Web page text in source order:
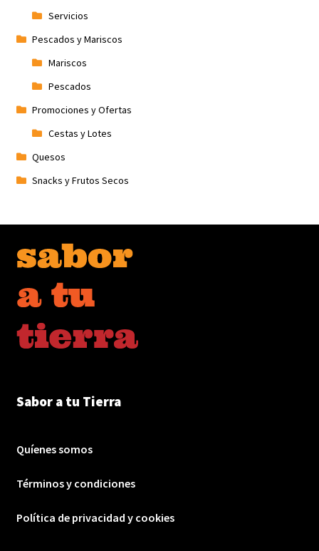
Servicios
Pescados y Mariscos
Mariscos
Pescados
Promociones y Ofertas
Cestas y Lotes
Quesos
Snacks y Frutos Secos
Sabor a tu Tierra
Quíenes somos
Términos y condiciones
Política de privacidad y cookies